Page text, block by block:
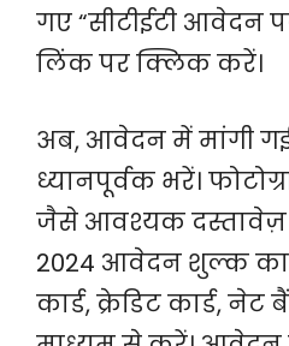
गए “सीटीईटी आवेदन
लिंक पर क्लिक करें।
अब, आवेदन में मांगी
ध्यानपूर्वक भरें।
जैसे आवश्यक दस्तावेज़
2024 आवेदन शुल्क का
कार्ड, क्रेडिट कार्ड,